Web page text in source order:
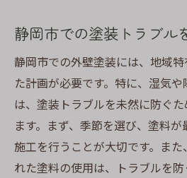
静岡市での塗装トラブル
静岡市での外壁塗装には、地域
た計画が必要です。特に、湿気
は、塗装トラブルを未然に防ぐ
ます。まず、季節を選び、塗料
施工を行うことが大切です。ま
れた塗料の使用は、トラブルを